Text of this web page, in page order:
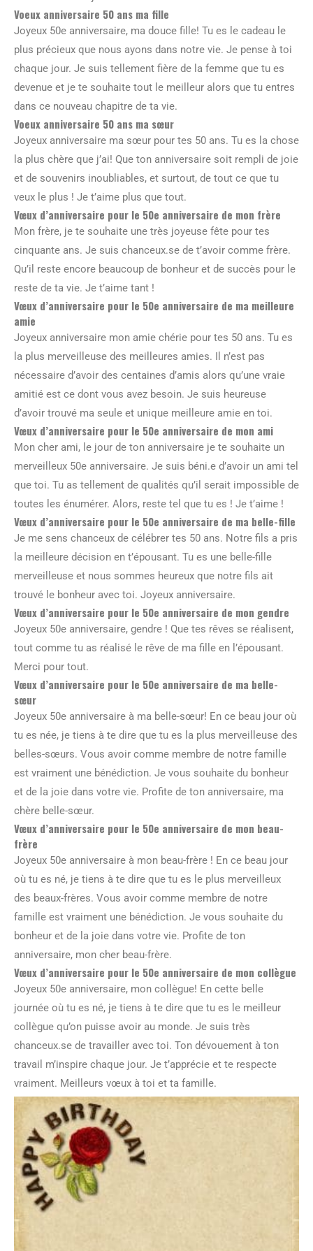
Voeux anniversaire 50 ans ma fille
Joyeux 50e anniversaire, ma douce fille! Tu es le cadeau le
plus précieux que nous ayons dans notre vie. Je pense à toi
chaque jour. Je suis tellement fière de la femme que tu es
devenue et je te souhaite tout le meilleur alors que tu entres
dans ce nouveau chapitre de ta vie.
Voeux anniversaire 50 ans ma sœur
Joyeux anniversaire ma sœur pour tes 50 ans. Tu es la chose
la plus chère que j’ai! Que ton anniversaire soit rempli de joie
et de souvenirs inoubliables, et surtout, de tout ce que tu
veux le plus ! Je t’aime plus que tout.
Vœux d’anniversaire pour le 50e anniversaire de mon frère
Mon frère, je te souhaite une très joyeuse fête pour tes
cinquante ans. Je suis chanceux.se de t’avoir comme frère.
Qu’il reste encore beaucoup de bonheur et de succès pour le
reste de ta vie. Je t’aime tant !
Vœux d’anniversaire pour le 50e anniversaire de ma meilleure
amie
Joyeux anniversaire mon amie chérie pour tes 50 ans. Tu es
la plus merveilleuse des meilleures amies. Il n’est pas
nécessaire d’avoir des centaines d’amis alors qu’une vraie
amitié est ce dont vous avez besoin. Je suis heureuse
d’avoir trouvé ma seule et unique meilleure amie en toi.
Vœux d’anniversaire pour le 50e anniversaire de mon ami
Mon cher ami, le jour de ton anniversaire je te souhaite un
merveilleux 50e anniversaire. Je suis béni.e d’avoir un ami tel
que toi. Tu as tellement de qualités qu’il serait impossible de
toutes les énumérer. Alors, reste tel que tu es ! Je t’aime !
Vœux d’anniversaire pour le 50e anniversaire de ma belle-fille
Je me sens chanceux de célébrer tes 50 ans. Notre fils a pris
la meilleure décision en t’épousant. Tu es une belle-fille
merveilleuse et nous sommes heureux que notre fils ait
trouvé le bonheur avec toi. Joyeux anniversaire.
Vœux d’anniversaire pour le 50e anniversaire de mon gendre
Joyeux 50e anniversaire, gendre ! Que tes rêves se réalisent,
tout comme tu as réalisé le rêve de ma fille en l’épousant.
Merci pour tout.
Vœux d’anniversaire pour le 50e anniversaire de ma belle-
sœur
Joyeux 50e anniversaire à ma belle-sœur! En ce beau jour où
tu es née, je tiens à te dire que tu es la plus merveilleuse des
belles-sœurs. Vous avoir comme membre de notre famille
est vraiment une bénédiction. Je vous souhaite du bonheur
et de la joie dans votre vie. Profite de ton anniversaire, ma
chère belle-sœur.
Vœux d’anniversaire pour le 50e anniversaire de mon beau-
frère
Joyeux 50e anniversaire à mon beau-frère ! En ce beau jour
où tu es né, je tiens à te dire que tu es le plus merveilleux
des beaux-frères. Vous avoir comme membre de notre
famille est vraiment une bénédiction. Je vous souhaite du
bonheur et de la joie dans votre vie. Profite de ton
anniversaire, mon cher beau-frère.
Vœux d’anniversaire pour le 50e anniversaire de mon collègue
Joyeux 50e anniversaire, mon collègue! En cette belle
journée où tu es né, je tiens à te dire que tu es le meilleur
collègue qu’on puisse avoir au monde. Je suis très
chanceux.se de travailler avec toi. Ton dévouement à ton
travail m’inspire chaque jour. Je t’apprécie et te respecte
vraiment. Meilleurs vœux à toi et ta famille.